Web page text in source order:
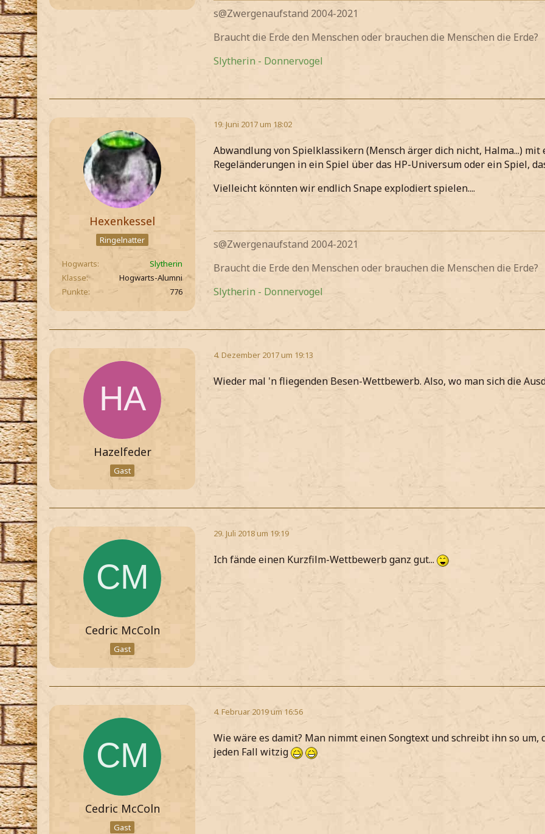
s@Zwergenaufstand 2004-2021
Braucht die Erde den Menschen oder brauchen die Menschen die Erde?
Slytherin - Donnervogel
Hexenkessel
Ringelnatter
Hogwarts
Slytherin
Klasse
Hogwarts-Alumni
Punkte
776
19. Juni 2017 um 18:02
Abwandlung von Spielklassikern (Mensch ärger dich nicht, Halma...)
Regeländerungen in ein Spiel über das HP-Universum oder ein Spiel,
Vielleicht könnten wir endlich Snape explodiert spielen....
s@Zwergenaufstand 2004-2021
Braucht die Erde den Menschen oder brauchen die Menschen die Erde?
Slytherin - Donnervogel
Hazelfeder
Gast
4. Dezember 2017 um 19:13
Wieder mal 'n fliegenden Besen-Wettbewerb. Also, wo man sich die
Cedric McColn
Gast
29. Juli 2018 um 19:19
Ich fände einen Kurzfilm-Wettbewerb ganz gut...
Cedric McColn
Gast
4. Februar 2019 um 16:56
Wie wäre es damit? Man nimmt einen Songtext und schreibt ihn so um,
jeden Fall witzig